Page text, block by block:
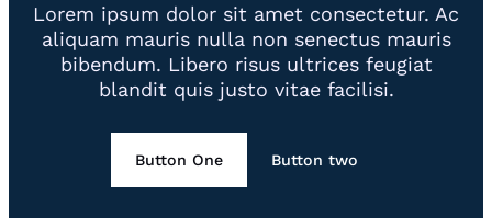
Lorem ipsum dolor sit amet consectetur. Ac
aliquam mauris nulla non senectus mauris
bibendum. Libero risus ultrices feugiat
blandit quis justo vitae facilisi.
Button One Button two